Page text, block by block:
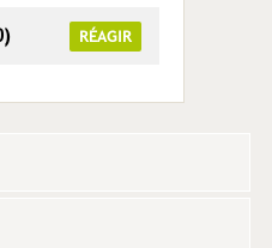
RÉAGIR